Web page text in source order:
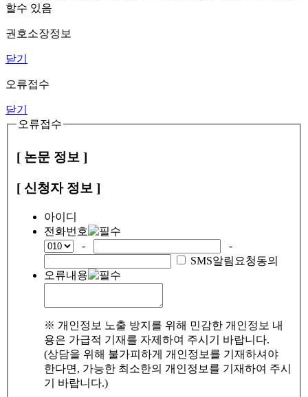
할수 있음
권호소장정보
닫기
오류접수
닫기
오류접수
[ 논문 정보 ]
[ 신청자 정보 ]
아이디
전화번호
-
-
SMS알림요청동의
오류내용
※ 개인정보 노출 방지를 위해 민감한 개인정보 내
용은 가급적 기재를 자제하여 주시기 바랍니다.
(상담을 위해 불가피하게 개인정보를 기재하셔야
한다면, 가능한 최소한의 개인정보를 기재하여 주시
기 바랍니다.)